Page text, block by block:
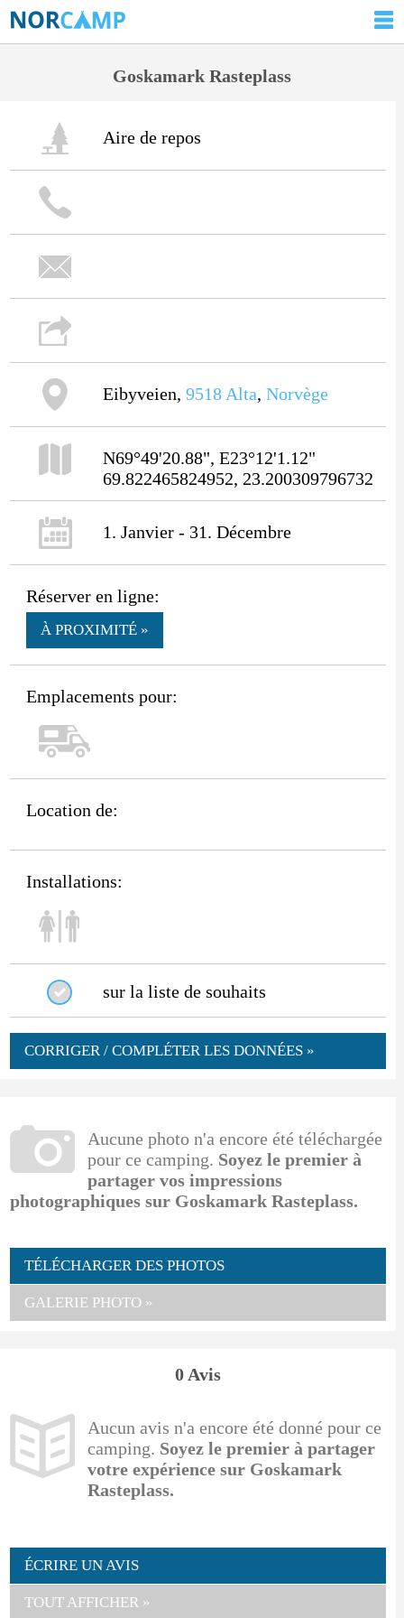
Goskamark Rasteplass
Aire de repos
Eibyveien, 9518 Alta, Norvège
N69°49'20.88", E23°12'1.12"
69.822465824952, 23.200309796732
1. Janvier - 31. Décembre
Réserver en ligne:
À PROXIMITÉ »
Emplacements pour:
Location de:
Installations:
sur la liste de souhaits
CORRIGER / COMPLÉTER LES DONNÉES »
Aucune photo n'a encore été téléchargée
pour ce camping. Soyez le premier à
partager vos impressions
photographiques sur Goskamark Rasteplass.
TÉLÉCHARGER DES PHOTOS
GALERIE PHOTO »
0 Avis
Aucun avis n'a encore été donné pour ce
camping. Soyez le premier à partager
votre expérience sur Goskamark
Rasteplass.
ÉCRIRE UN AVIS
TOUT AFFICHER »